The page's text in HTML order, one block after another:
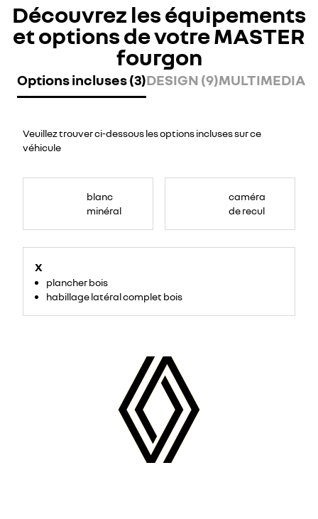
Découvrez les équipements
et options de votre MASTER
fourgon
Options incluses (3)DESIGN (9)MULTIMEDIA
Veuillez trouver ci-dessous les options incluses sur ce
véhicule
blanc
minéral
caméra
de recul
X
plancher bois
habillage latéral complet bois